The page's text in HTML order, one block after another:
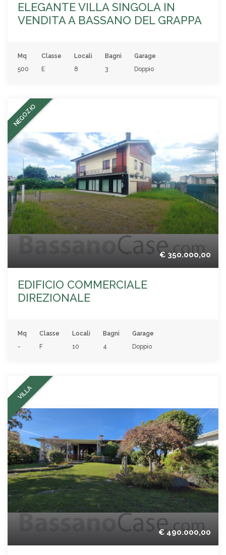
ELEGANTE VILLA SINGOLA IN
VENDITA A BASSANO DEL GRAPPA
Mq
500
Classe
E
Locali
8
Bagni
3
Garage
Doppio
NEGOZIO
€ 350.000,00
EDIFICIO COMMERCIALE
DIREZIONALE
Mq
-
Classe
F
Locali
10
Bagni
4
Garage
Doppio
VILLA
€ 490.000,00